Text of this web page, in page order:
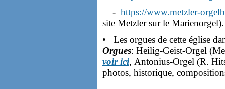
- https://www.metzler-
site Metzler sur le Marienorgel).
• Les orgues de cette église
Orgues: Heilig-Geist-Orgel
voir ici, Antonius-Orgel (R.
photos, historique,